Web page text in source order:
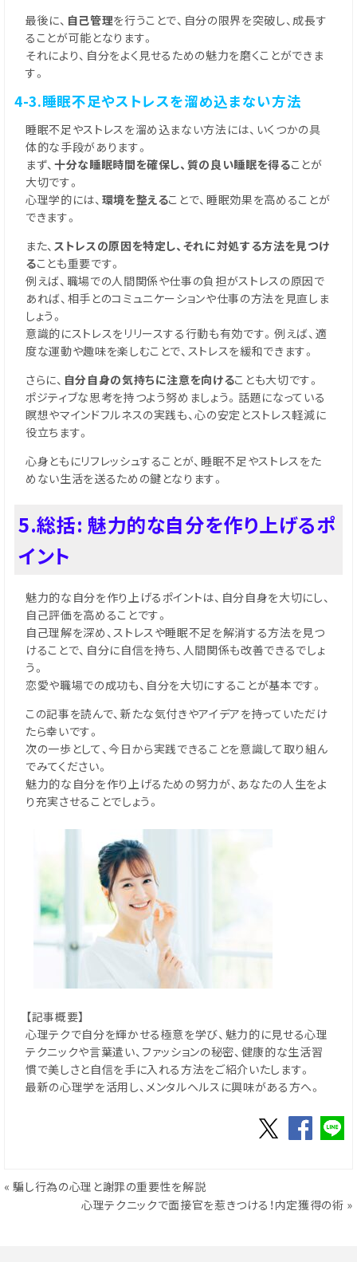
最後に、 自己管理を行うことで、自分の限界を突破し、成長す
ることが可能となります。
それにより、自分をよく見せるための魅力を磨くことができま
す。
4-3.睡眠不足やストレスを溜め込まない方法
睡眠不足やストレスを溜め込まない方法には、いくつかの具
体的な手段があります。
まず、 十分な睡眠時間を確保し、質の良い睡眠を得ることが
大切です。
心理学的には、 環境を整えることで、睡眠効果を高めることが
できます。
また、 ストレスの原因を特定し、それに対処する方法を見つけ
ることも重要です。
例えば、職場での人間関係や仕事の負担がストレスの原因で
あれば、相手とのコミュニケーションや仕事の方法を見直しま
しょう。
意識的にストレスをリリースする行動も有効です。例えば、適
度な運動や趣味を楽しむことで、ストレスを緩和できます。
さらに、 自分自身の気持ちに注意を向けることも大切です。
ポジティブな思考を持つよう努めましょう。話題になっている
瞑想やマインドフルネスの実践も、心の安定とストレス軽減に
役立ちます。
心身ともにリフレッシュすることが、睡眠不足やストレスをた
めない生活を送るための鍵となります。
5.総括: 魅力的な自分を作り上げるポ
イント
魅力的な自分を作り上げるポイントは、自分自身を大切にし、
自己評価を高めることです。
自己理解を深め、ストレスや睡眠不足を解消する方法を見つ
けることで、自分に自信を持ち、人間関係も改善できるでしょ
う。
恋愛や職場での成功も、自分を大切にすることが基本です。
この記事を読んで、新たな気付きやアイデアを持っていただけ
たら幸いです。
次の一歩として、今日から実践できることを意識して取り組ん
でみてください。
魅力的な自分を作り上げるための努力が、あなたの人生をよ
り充実させることでしょう。
【記事概要】
心理テクで自分を輝かせる極意を学び、魅力的に見せる心理
テクニックや言葉遣い、ファッションの秘密、健康的な生活習
慣で美しさと自信を手に入れる方法をご紹介いたします。
最新の心理学を活用し、メンタルヘルスに興味がある方へ。
«騙し行為の心理と謝罪の重要性を解説
心理テクニックで面接官を惹きつける！内定獲得の術 »